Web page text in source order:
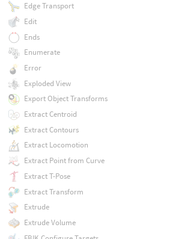
Edge Transport
Edit
Ends
Enumerate
Error
Exploded View
Export Object Transforms
Extract Centroid
Extract Contours
Extract Locomotion
Extract Point from Curve
Extract T-Pose
Extract Transform
Extrude
Extrude Volume